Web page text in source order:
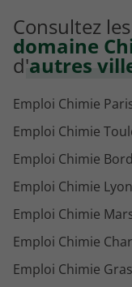
Consultez
domaine
d'autres
Emploi Chimie
Emploi Chimie
Emploi Chimie
Emploi Chimie Lyon
Emploi Chimie
Emploi Chimie
Emploi Chimie